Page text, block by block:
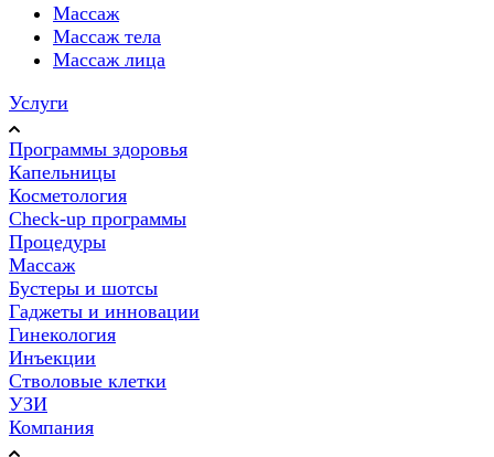
Массаж
Массаж тела
Массаж лица
Услуги
Программы здоровья
Капельницы
Косметология
Check-up программы
Процедуры
Массаж
Бустеры и шотсы
Гаджеты и инновации
Гинекология
Инъекции
Стволовые клетки
УЗИ
Компания